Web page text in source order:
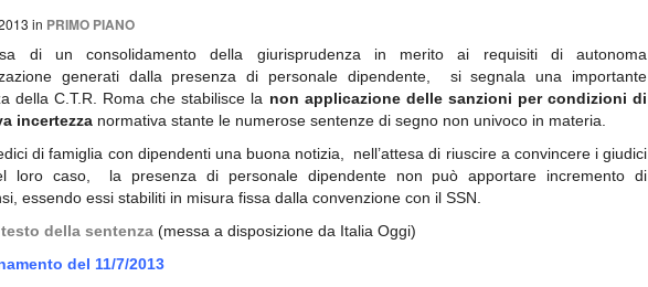
in PRIMO PIANO
di un consolidamento della giurisprudenza in merito ai requisiti di autonoma
generati dalla presenza di personale dipendente, si segnala una importante
della C.T.R. Roma che stabilisce la non applicazione delle sanzioni per condizioni di
incertezza normativa stante le numerose sentenze di segno non univoco in materia.
di famiglia con dipendenti una buona notizia, nell’attesa di riuscire a convincere i giudici
loro caso, la presenza di personale dipendente non può apportare incremento di
essendo essi stabiliti in misura fissa dalla convenzione con il SSN.
della sentenza (messa a disposizione da Italia Oggi)
del 11/7/2013